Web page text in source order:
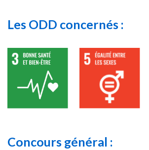
Les ODD concernés :
Concours général :